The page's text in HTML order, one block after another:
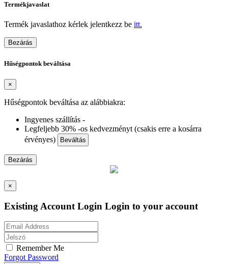
Termékjavaslat
Termék javaslathoz kérlek jelentkezz be itt.
Bezárás
Hűségpontok beváltása
×
Hűségpontok beváltása az alábbiakra:
Ingyenes szállítás -
Legfeljebb 30% -os kedvezményt (csakis erre a kosárra
érvényes)
Beváltás
Bezárás
×
Existing Account Login Login to your account
Remember Me
Forgot Password